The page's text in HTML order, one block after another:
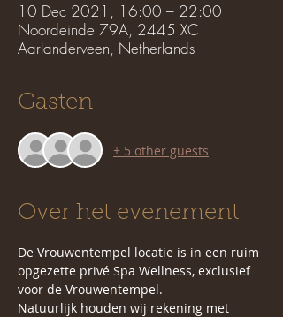
10 Dec 2021, 16:00 – 22:00
Noordeinde 79A, 2445 XC
Aarlanderveen, Netherlands
Gasten
+ 5 other guests
Over het evenement
De Vrouwentempel locatie is in een ruim
opgezette privé Spa Wellness, exclusief
voor de Vrouwentempel.
Natuurlijk houden wij rekening met